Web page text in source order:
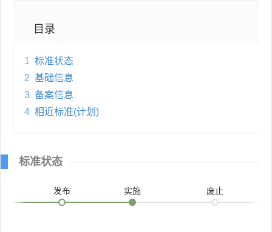
目录
1 标准状态
2 基础信息
3 备案信息
4 相近标准(计划)
标准状态
发布 实施 废止